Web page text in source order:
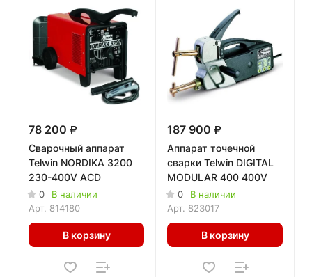
78 200
Сварочный аппарат
Telwin NORDIKA 3200
230-400V ACD
0
В наличии
Арт. 814180
В корзину
187 900
Аппарат точечной
сварки Telwin DIGITAL
MODULAR 400 400V
0
В наличии
Арт. 823017
В корзину